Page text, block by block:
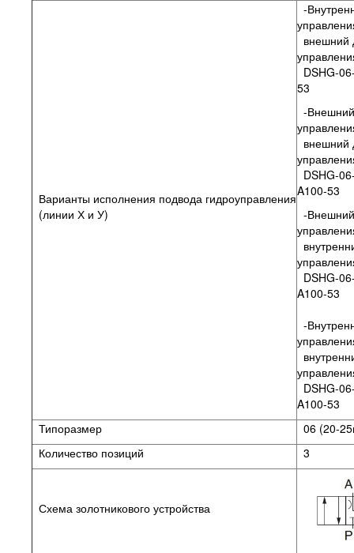
Варианты исполнения подвода гидроуправления
(линии Х и У)
-
внешний
DSHG-
53
-
внешний
DSHG-
A100-53
-
DSHG-
A100-53
-
DSHG-
A100-53
Типоразмер
06 (20-
Количество позиций
3
Схема золотникового устройства